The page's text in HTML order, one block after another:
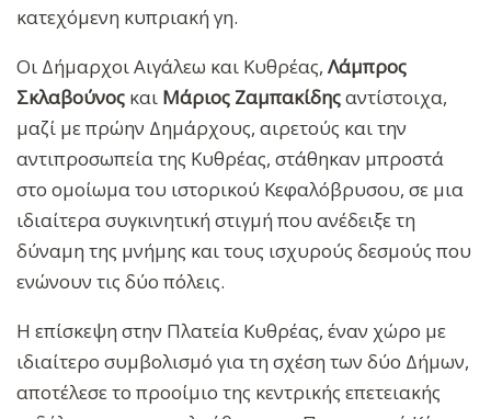
κατεχόμενη κυπριακή γη.
Οι Δήμαρχοι Αιγάλεω και Κυθρέας, Λάμπρος
Σκλαβούνος και Μάριος Ζαμπακίδηςαντίστοιχα,
μαζί με πρώην Δημάρχους, αιρετούς και την
αντιπροσωπεία της Κυθρέας, στάθηκαν μπροστά
στο ομοίωμα του ιστορικού Κεφαλόβρυσου, σε μια
ιδιαίτερα συγκινητική στιγμή που ανέδειξε τη
δύναμη της μνήμης και τους ισχυρούς δεσμούς που
ενώνουν τις δύο πόλεις.
Η επίσκεψη στην Πλατεία Κυθρέας, έναν χώρο με
ιδιαίτερο συμβολισμό για τη σχέση των δύο Δήμων,
αποτέλεσε το προοίμιο της κεντρικής επετειακής